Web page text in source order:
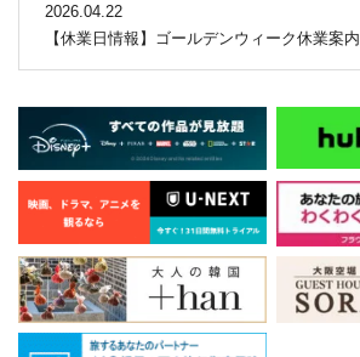
2026.04.22
【休業日情報】ゴールデンウィーク休業案内